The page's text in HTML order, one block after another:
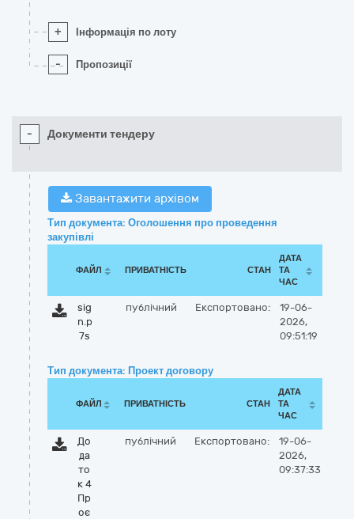
+ Інформація по лоту
- Пропозиції
- Документи тендеру
Завантажити архівом
Тип документа: Оголошення про проведення
закупівлі
ФАЙЛ ПРИВАТНІСТЬ СТАН
ДАТА
ТА
ЧАС
sig
n.p
7s
публічний Експортовано:
19-06-
2026,
09:51:19
Тип документа: Проект договору
ФАЙЛ ПРИВАТНІСТЬ СТАН
ДАТА
ТА
ЧАС
До
да
то
к 4
Пр
оє
публічний Експортовано:
19-06-
2026,
09:37:33